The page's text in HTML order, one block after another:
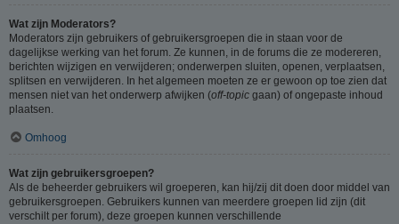
Wat zijn Moderators?
Moderators zijn gebruikers of gebruikersgroepen die in staan voor de
dagelijkse werking van het forum. Ze kunnen, in de forums die ze modereren,
berichten wijzigen en verwijderen; onderwerpen sluiten, openen, verplaatsen,
splitsen en verwijderen. In het algemeen moeten ze er gewoon op toe zien dat
mensen niet van het onderwerp afwijken (off-topic gaan) of ongepaste inhoud
plaatsen.
Omhoog
Wat zijn gebruikersgroepen?
Als de beheerder gebruikers wil groeperen, kan hij/zij dit doen door middel van
gebruikersgroepen. Gebruikers kunnen van meerdere groepen lid zijn (dit
verschilt per forum), deze groepen kunnen verschillende